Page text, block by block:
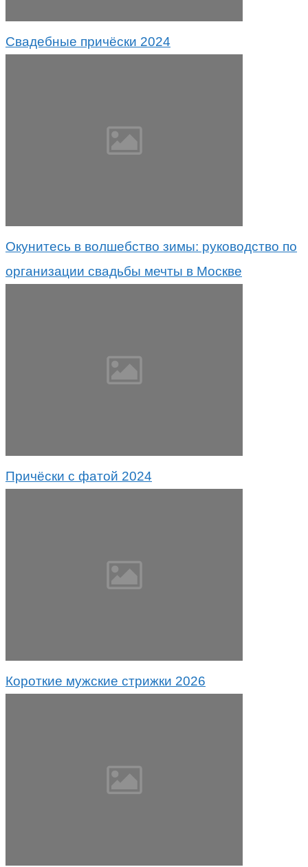
Свадебные причёски 2024
Окунитесь в волшебство зимы: руководство по
организации свадьбы мечты в Москве
Причёски с фатой 2024
Короткие мужские стрижки 2026